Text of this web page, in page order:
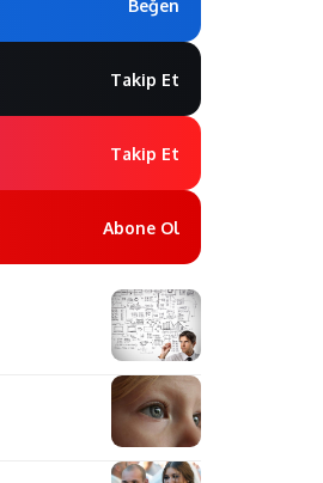
Beğen
Takip Et
Takip Et
Abone Ol